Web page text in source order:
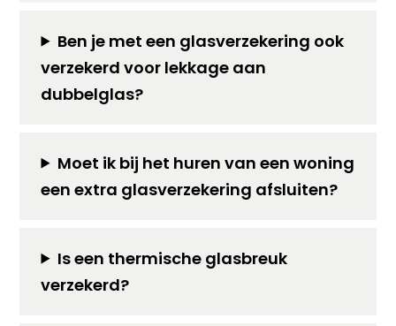
Ben je met een glasverzekering ook
verzekerd voor lekkage aan
dubbelglas?
Moet ik bij het huren van een woning
een extra glasverzekering afsluiten?
Is een thermische glasbreuk
verzekerd?